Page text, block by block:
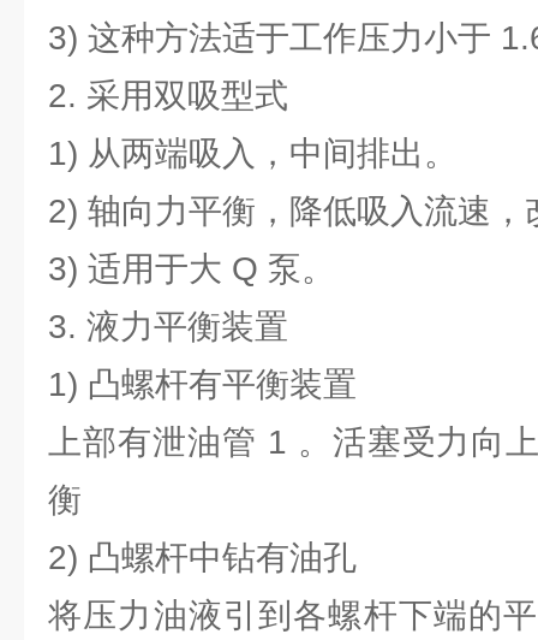
3) 这种方法适于工作压力小于
2. 采用双吸型式
1) 从两端吸入，中间排出。
2) 轴向力平衡，降低吸入流速，
3) 适用于大 Q 泵。
3. 液力平衡装置
1) 凸螺杆有平衡装置
上部有泄油管 1 。活塞受力向
衡
2) 凸螺杆中钻有油孔
将压力油液引到各螺杆下端的